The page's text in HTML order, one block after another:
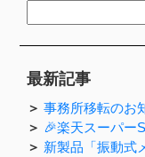
最新記事
事務所移転のお
🎉楽天スーパー
新製品「振動式